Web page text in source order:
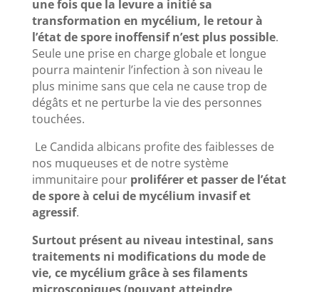
une fois que la levure a initié sa
transformation en mycélium, le retour à
l’état de spore inoffensif n’est plus possible.
Seule une prise en charge globale et longue
pourra maintenir l’infection à son niveau le
plus minime sans que cela ne cause trop de
dégâts et ne perturbe la vie des personnes
touchées.
Le Candida albicans profite des faiblesses de
nos muqueuses et de notre système
immunitaire pour proliférer et passer de l’état
de spore à celui de mycélium invasif et
agressif.
Surtout présent au niveau intestinal, sans
traitements ni modifications du mode de
vie, ce mycélium grâce à ses filaments